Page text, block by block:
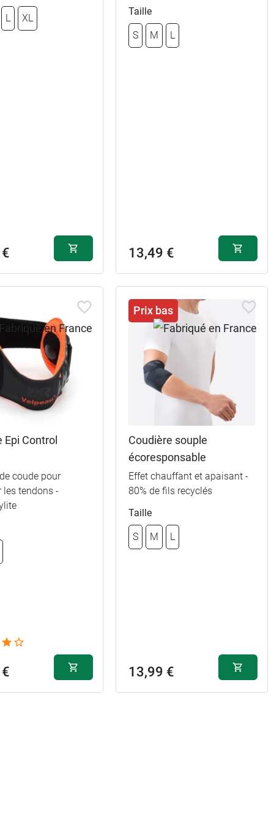
L XL
13,99 €
Taille
S M L
13,49 €
13,49 €
Epi Control
coude pour
les tendons -
Prix bas
Coudière souple
écoresponsable
Effet chauffant et apaisant -
80% de fils recyclés
Taille
S M L
13,99 €